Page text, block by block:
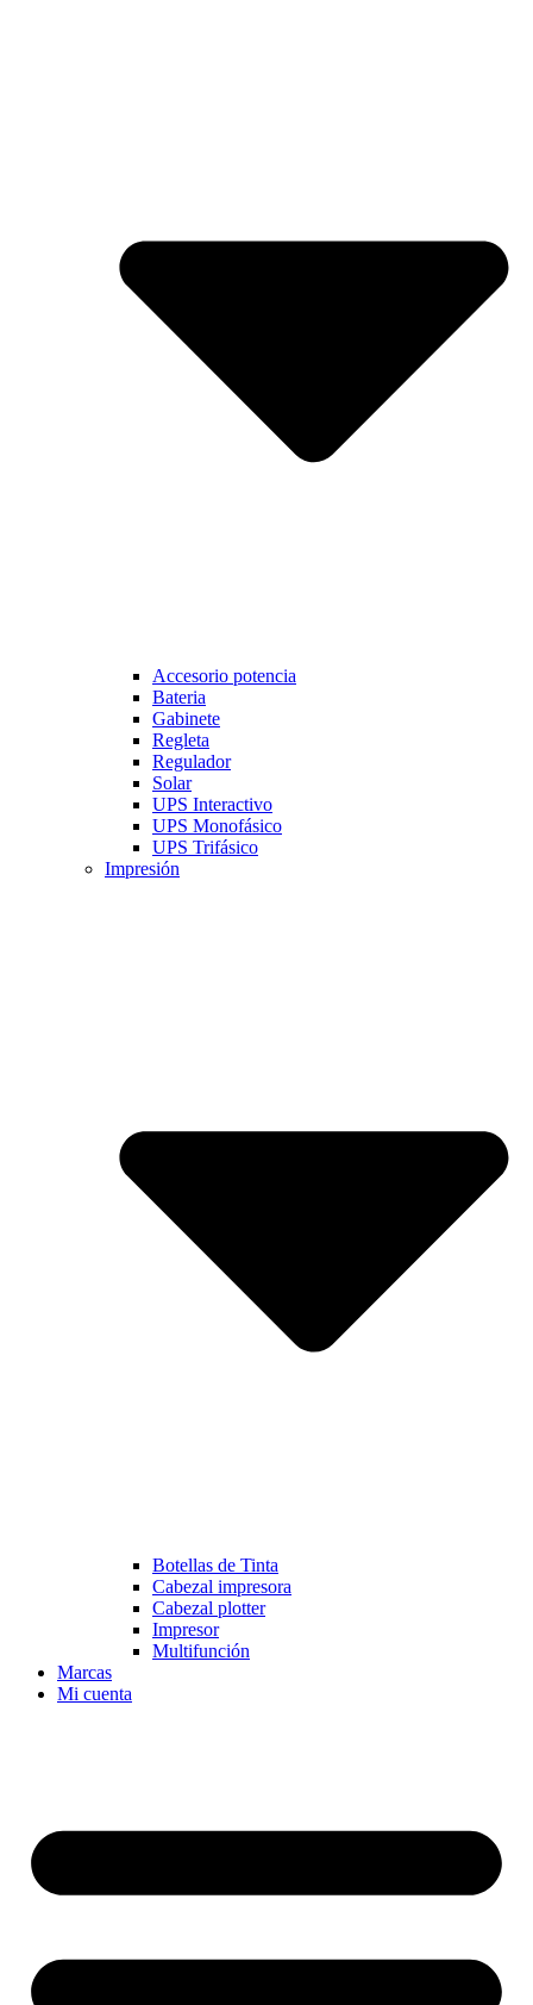
Accesorio potencia
Bateria
Gabinete
Regleta
Regulador
Solar
UPS Interactivo
UPS Monofásico
UPS Trifásico
Impresión
Botellas de Tinta
Cabezal impresora
Cabezal plotter
Impresor
Multifunción
Marcas
Mi cuenta